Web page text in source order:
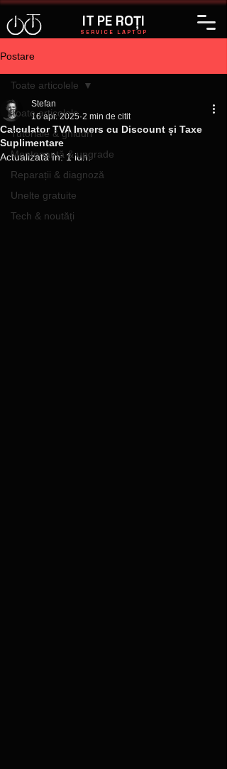
IT PE ROȚI
SERVICE LAPTOP
Postare
Toate articolele
Tutoriale & ghiduri
Mentenanță & upgrade
Reparații & diagnoză
Unelte gratuite
Tech & noutăți
Toate articolele
Calculator TVA Invers cu Discount și Taxe
Suplimentare
Stefan
16 apr. 2025 2 min de citit
Actualizată în:1 iun.